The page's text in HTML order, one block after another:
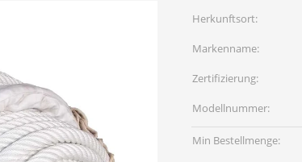
Herkunftsort:
Markenname:
Zertifizierung:
Modellnummer:
Min Bestellmenge: